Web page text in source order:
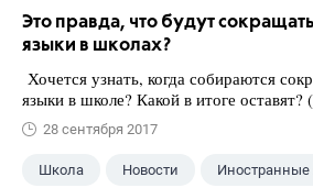
Это правда, что будут
языки в школах?
Хочется узнать, когда собираются
языки в школе? Какой в итоге оставят? (
28 сентября 2017
Школа Новости Иностранные